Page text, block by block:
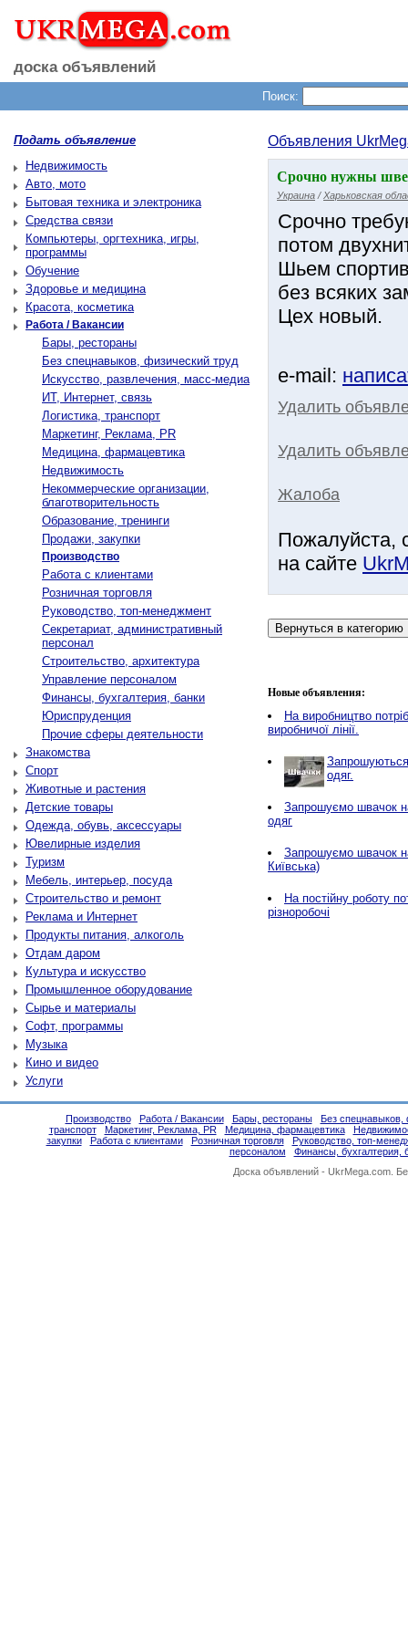
доска объявлений
Поиск:
Подать объявление
Недвижимость
Авто, мото
Бытовая техника и электроника
Средства связи
Компьютеры, оргтехника, игры,
программы
Обучение
Здоровье и медицина
Красота, косметика
Работа / Вакансии
Бары, рестораны
Без спецнавыков, физический труд
Искусство, развлечения, масс-медиа
ИТ, Интернет, связь
Логистика, транспорт
Маркетинг, Реклама, PR
Медицина, фармацевтика
Недвижимость
Некоммерческие организации,
благотворительность
Образование, тренинги
Продажи, закупки
Производство
Работа с клиентами
Розничная торговля
Руководство, топ-менеджмент
Секретариат, административный
персонал
Строительство, архитектура
Управление персоналом
Финансы, бухгалтерия, банки
Юриспруденция
Прочие сферы деятельности
Знакомства
Спорт
Животные и растения
Детские товары
Одежда, обувь, аксессуары
Ювелирные изделия
Туризм
Мебель, интерьер, посуда
Строительство и ремонт
Реклама и Интернет
Продукты питания, алкоголь
Отдам даром
Культура и искусство
Промышленное оборудование
Сырье и материалы
Софт, программы
Музыка
Кино и видео
Услуги
Объявления
Срочно нужны
Украина / Харьковская
Срочно
потом
Шьем
без всяких
Цех новый.
e-mail:
Удалить
Удалить
Жалоба
Пожалуйста,
на сайте
Новые объявления:
Нa виробництво
виробничої лінії.
одяг.
Запрошуємо швачок
одяг
Запрошуємо швачок
Київська)
На постійну роботу
різноробочі
Производство Работа / Вакансии Бары, рестораны
Без спецнавыков,
транспорт
Маркетинг, Реклама, PR Медицина, фармацевтика
закупки
Работа с клиентами Розничная торговля
Руководство, топ-
персоналом
Финансы, бухгалтерия,
Доска объявлений - UkrMega.com.